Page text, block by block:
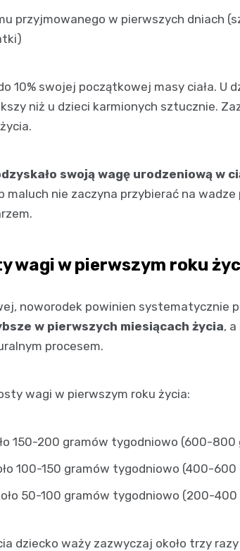
przyjmowanego w pierwszych dniach
10% swojej początkowej masy ciała. U
niż u dzieci karmionych sztucznie.
swoją wagę urodzeniową w
maluch nie zaczyna przybierać na wadze
wagi w pierwszym roku
noworodek powinien systematycznie
w pierwszych miesiącach życia,
procesem.
wagi w pierwszym roku życia:
150-200 gramów tygodniowo (600-800
100-150 gramów tygodniowo (400-
50-100 gramów tygodniowo (200-
dziecko waży zazwyczaj około trzy